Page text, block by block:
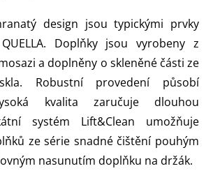
design jsou typickými prvky
Doplňky jsou vyrobeny z
a doplněny o skleněné části ze
Robustní provedení působí
kvalita zaručuje dlouhou
systém Lift&Clean umožňuje
ze série snadné čištění pouhým
nasunutím doplňku na držák.